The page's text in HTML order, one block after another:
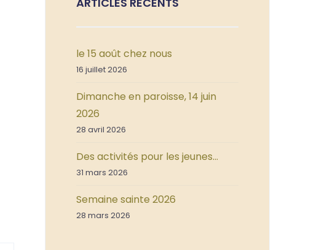
le 15 août chez nous
16 juillet 2026
Dimanche en paroisse, 14 juin
2026
28 avril 2026
Des activités pour les jeunes…
31 mars 2026
Semaine sainte 2026
28 mars 2026